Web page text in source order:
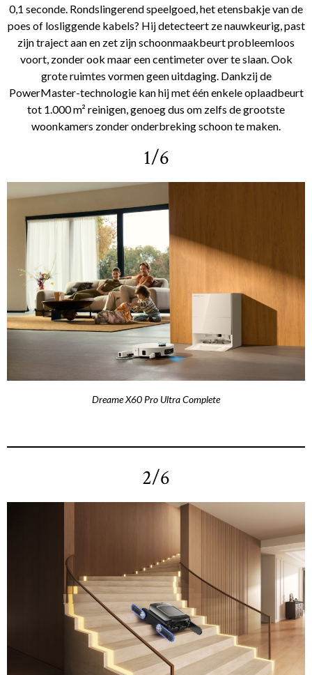
0,1 seconde. Rondslingerend speelgoed, het etensbakje van de
poes of losliggende kabels? Hij detecteert ze nauwkeurig, past
zijn traject aan en zet zijn schoonmaakbeurt probleemloos
voort, zonder ook maar een centimeter over te slaan. Ook
grote ruimtes vormen geen uitdaging. Dankzij de
PowerMaster-technologie kan hij met één enkele oplaadbeurt
tot 1.000 m² reinigen, genoeg dus om zelfs de grootste
woonkamers zonder onderbreking schoon te maken.
1/6
Dreame X60 Pro Ultra Complete
2/6